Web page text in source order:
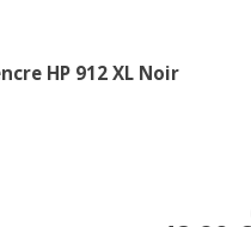
HP 912 XL Noir